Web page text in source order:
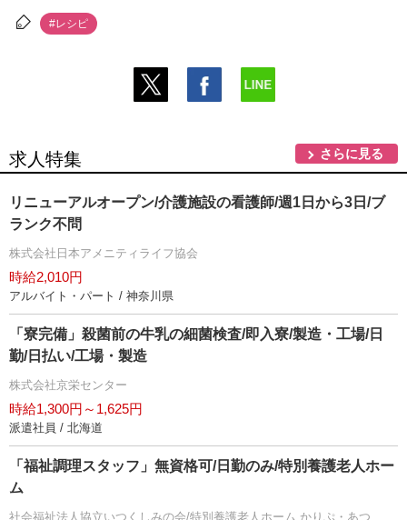
#レシピ
求人特集 さらに見る
リニューアルオープン/介護施設の看護師/週1日から3日/ブ
ランク不問
株式会社日本アメニティライフ協会
時給2,010円
アルバイト・パート / 神奈川県
「寮完備」殺菌前の牛乳の細菌検査/即入寮/製造・工場/日
勤/日払い/工場・製造
株式会社京栄センター
時給1,300円～1,625円
派遣社員 / 北海道
「福祉調理スタッフ」無資格可/日勤のみ/特別養護老人ホー
ム
社会福祉法人協立いつくしみの会/特別養護老人ホーム かりぷ・あつ